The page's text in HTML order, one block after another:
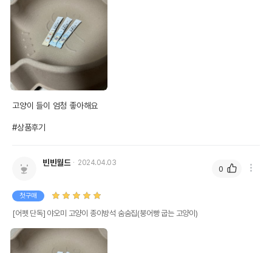
고양이 들이 엄청 좋아해요
#상품후기
빈빈월드 2024.04.03
첫구매
[어펫 단독] 야오미 고양이 종이방석 숨숨집(붕어빵 굽는 고양이)
0